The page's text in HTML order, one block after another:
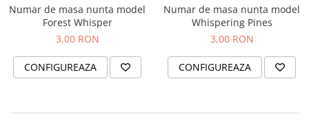
Termosuri Personalizate
Desfacatoare si Tirbusoane
Shaker, Plosca
Cutii si Accesorii pentru Vin
Numar de masa nunta model
Forest Whisper
3,00 RON
CONFIGUREAZA
Numar de masa nunta model
Whispering Pines
3,00 RON
CONFIGUREAZA